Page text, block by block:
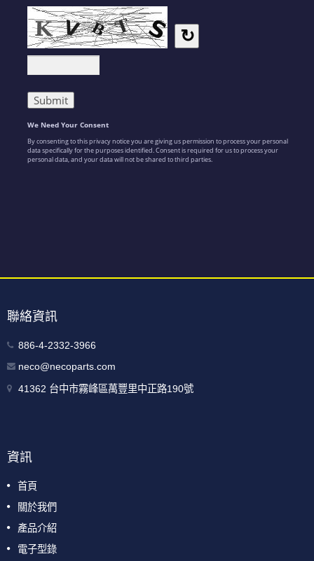
聯絡資訊
886-4-2332-3966
neco@necoparts.com
41362 台中市霧峰區萬豐里中正路190號
資訊
首頁
關於我們
產品介紹
電子型錄